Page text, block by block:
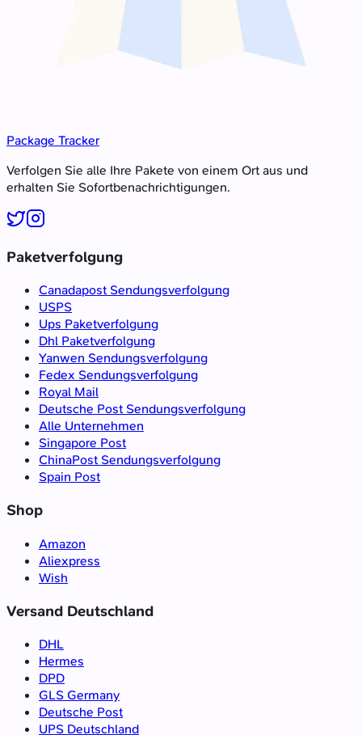
Package Tracker
Verfolgen Sie alle Ihre Pakete von einem Ort aus und
erhalten Sie Sofortbenachrichtigungen.
Paketverfolgung
Canadapost Sendungsverfolgung
USPS
Ups Paketverfolgung
Dhl Paketverfolgung
Yanwen Sendungsverfolgung
Fedex Sendungsverfolgung
Royal Mail
Deutsche Post Sendungsverfolgung
Alle Unternehmen
Singapore Post
ChinaPost Sendungsverfolgung
Spain Post
Shop
Amazon
Aliexpress
Wish
Versand Deutschland
DHL
Hermes
DPD
GLS Germany
Deutsche Post
UPS Deutschland